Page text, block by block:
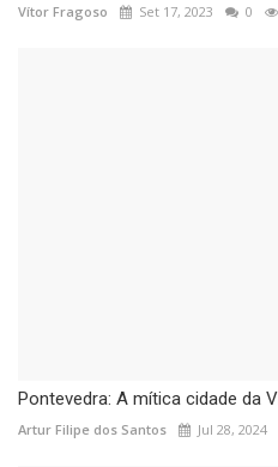
Vítor Fragoso Set 17, 2023 0
Pontevedra: A mítica cidade da
Artur Filipe dos Santos Jul 28, 2024